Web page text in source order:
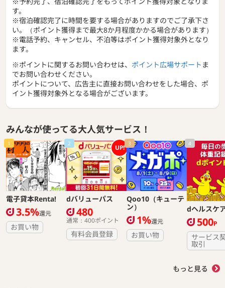
す。
※宿泊確認完了に時間を要する場合がありますのでご了承下さ
い。（ポイント獲得まで最大8か月程度かかる場合があります）
※電話予約、キャンセル、不泊等はポイント獲得対象外となり
ます。
※ポイントに関するお問い合わせは、 ポイント広場サポート ま
でお問い合わせください。
ポイントについて、広告主に直接お問い合わせをした場合、ポ
イント獲得対象外となる場合がございます。
みんなが使ってる大人気サービス！
1
電子貸本Renta!
3.5%還元
お買い物
2 UP!
dバリューパス
480
通常：400ポイント
有料会員登録
3
Qoo10（キューテ
ン）
1%還元
お買い物
4
dヘルスケ
500P
サービス
取引
もっと見る